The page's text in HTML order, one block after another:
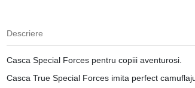
Descriere
Casca Special Forces pentru copiii aventurosi.
Casca True Special Forces imita perfect